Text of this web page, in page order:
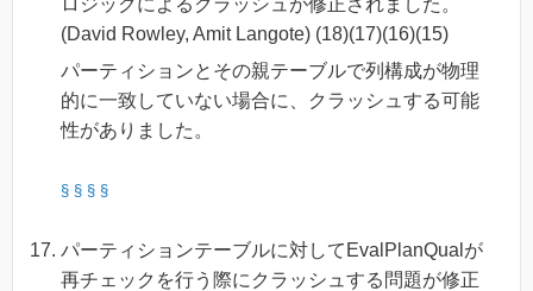
(David Rowley, Amit Langote) (18)(17)(16)(15)
パーティションとその親テーブルで列構成が物理
的に一致していない場合に、クラッシュする可能
性がありました。
§ § § §
パーティションテーブルに対してEvalPlanQualが
再チェックを行う際にクラッシュする問題が修正